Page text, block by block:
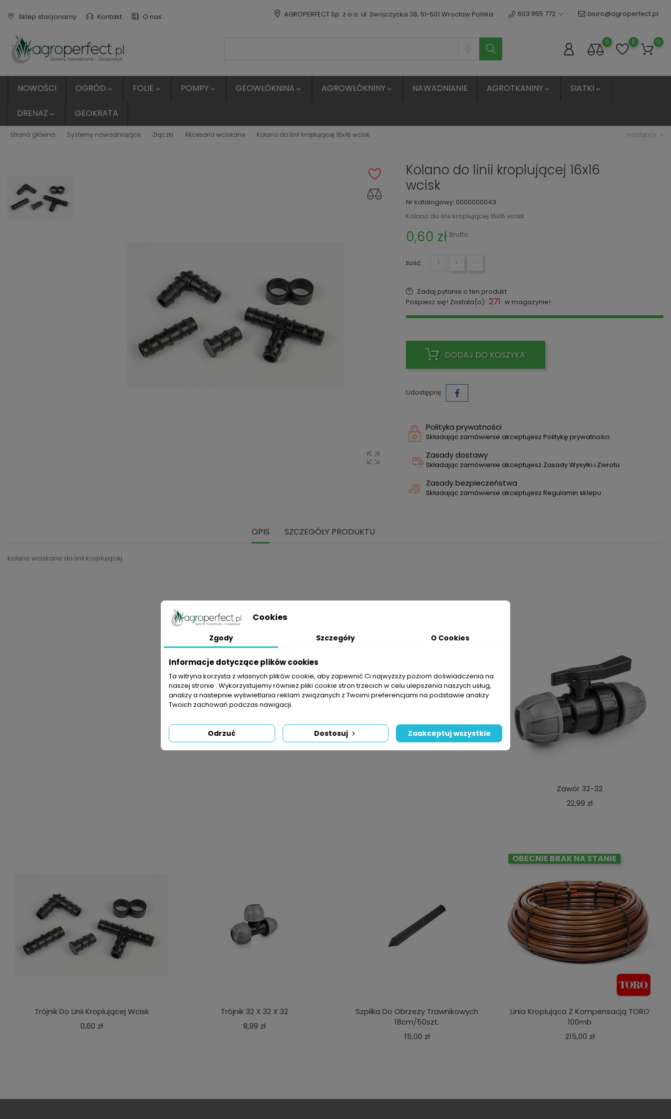
Sklep stacjonarny Kontakt O nas AGROPERFECT Sp. z o.o. ul. Swojczycka 38, 51-501 Wrocław Polska 603 955 772 biuro@agroperfect.pl
0 0 0
NOWOŚCI OGRÓD  FOLIE  POMPY  GEOWŁÓKNINA  AGROWŁÓKNINY  NAWADNIANIE AGROTKANINY  SIATKI 
DRENAŻ  GEOKRATA
Strona główna Systemy nawadniające Złączki Akcesoria wciskane Kolano do linii kroplującej 16x16 wcisk następny chevron_right
Kolano do linii kroplującej 16x16
wcisk
Nr katalogowy: 0000000043
Kolano do linii kroplującej 16x16 wcisk
0,60 zł Brutto
Ilość: + −
Zadaj pytanie o ten produkt
Pośpiesz się! Została(o) 271 w magazynie!
DODAJ DO KOSZYKA
Udostępnij
Polityka prywatności
Składając zamówienie akceptujesz Politykę prywatności
Zasady dostawy
Składając zamówienie akceptujesz Zasady Wysyłki i Zwrotu
Zasady bezpieczeństwa
Składając zamówienie akceptujesz Regulamin sklepu
OPIS SZCZEGÓŁY PRODUKTU
kolano wciskane do linii kroplującej
Zawór 32-32
22,99 złCena
Trójnik Do Linii Kroplującej Wcisk
0,60 złCena
Trójnik 32 X 32 X 32
8,99 złCena
Szpilka Do Obrzeży Trawnikowych
18cm/50szt.
15,00 złCena
OBECNIE BRAK NA STANIE
Linia Kroplująca Z Kompensacją TORO
100mb
215,00 złCena
Cookies
Zgody Szczegóły O Cookies
Informacje dotyczące plików cookies
Ta witryna korzysta z własnych plików cookie, aby zapewnić Ci najwyższy poziom doświadczenia na
naszej stronie . Wykorzystujemy również pliki cookie stron trzecich w celu ulepszenia naszych usług,
analizy a nastepnie wyświetlania reklam związanych z Twoimi preferencjami na podstawie analizy
Twoich zachowań podczas nawigacji.
Odrzuć Dostosuj Zaakceptuj wszystkie